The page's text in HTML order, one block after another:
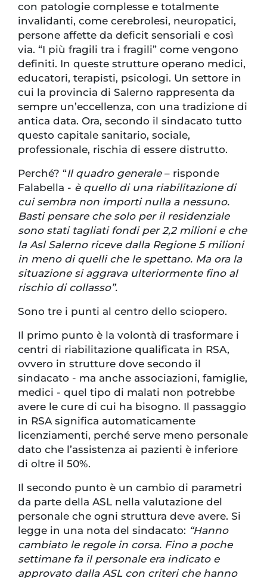
con patologie complesse e totalmente
invalidanti, come cerebrolesi, neuropatici,
persone affette da deficit sensoriali e così
via. “I più fragili tra i fragili” come vengono
definiti. In queste strutture operano medici,
educatori, terapisti, psicologi. Un settore in
cui la provincia di Salerno rappresenta da
sempre un’eccellenza, con una tradizione di
antica data. Ora, secondo il sindacato tutto
questo capitale sanitario, sociale,
professionale, rischia di essere distrutto.
Perché? “Il quadro generale – risponde
Falabella - è quello di una riabilitazione di
cui sembra non importi nulla a nessuno.
Basti pensare che solo per il residenziale
sono stati tagliati fondi per 2,2 milioni e che
la Asl Salerno riceve dalla Regione 5 milioni
in meno di quelli che le spettano. Ma ora la
situazione si aggrava ulteriormente fino al
rischio di collasso”.
Sono tre i punti al centro dello sciopero.
Il primo punto è la volontà di trasformare i
centri di riabilitazione qualificata in RSA,
ovvero in strutture dove secondo il
sindacato - ma anche associazioni, famiglie,
medici - quel tipo di malati non potrebbe
avere le cure di cui ha bisogno. Il passaggio
in RSA significa automaticamente
licenziamenti, perché serve meno personale
dato che l’assistenza ai pazienti è inferiore
di oltre il 50%.
Il secondo punto è un cambio di parametri
da parte della ASL nella valutazione del
personale che ogni struttura deve avere. Si
legge in una nota del sindacato: “Hanno
cambiato le regole in corsa. Fino a poche
settimane fa il personale era indicato e
approvato dalla ASL con criteri che hanno